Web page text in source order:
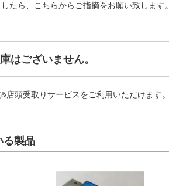
たら、こちらからご指摘をお願い致します。
はございません。
店頭受取りサービスをご利用いただけます。
る製品